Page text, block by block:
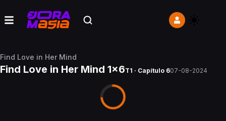
Find Love in Her Mind
Find Love in Her Mind 1x6T1 · Capítulo 607-08-2024